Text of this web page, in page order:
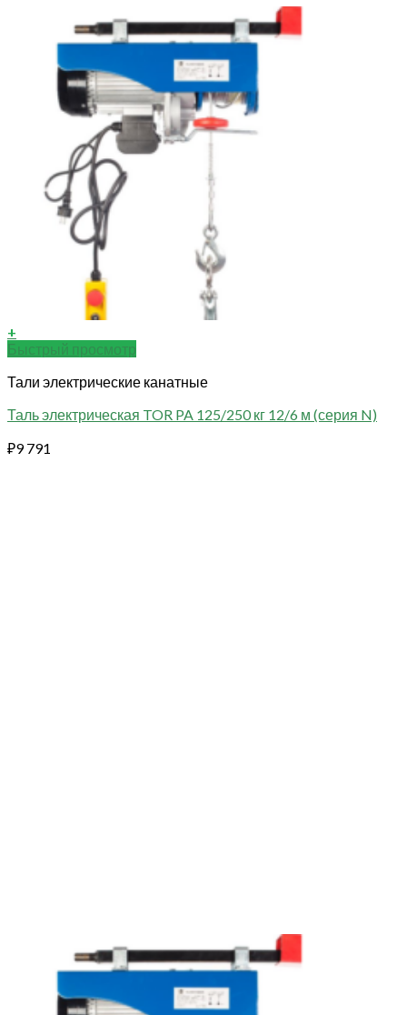
+
Быстрый просмотр
Тали электрические канатные
Таль электрическая TOR PA 125/250 кг 12/6 м (серия N)
₽9 791